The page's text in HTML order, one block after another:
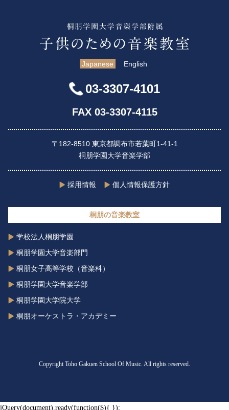
Japanese English
03-3307-4101
FAX 03-3307-4115
〒182-8510 東京都調布市若葉町1-41-1
桐朋学園大学音楽学部
採用情報 個人情報保護方針
桐朋の音楽教室
学校法人桐朋学園
桐朋学園大学音楽部門
桐朋女子高等学校（音楽科）
桐朋学園大学音楽学部
桐朋学園大学院大学
桐朋オーケストラ・アカデミー
Copyright Toho Gakuen School Of Music. All rights reserved.
jQuery(document).ready(function($){ });